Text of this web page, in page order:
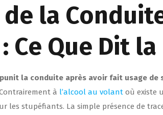
la
Ce Que Dit la
punit la conduite après avoir fait usage
à l’alcool au volant où existe
les stupéfiants. La simple présence de